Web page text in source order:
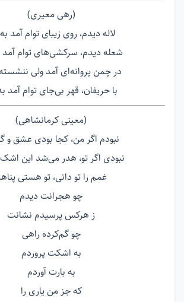
(رهی معیری)
لاله دیدم، روی زیبای توام آمد
شعله دیدم، سرکشی‌های توام آمد
در چمن پروانه‌‌ای آمد ولی
با حریفان، قهر بی‌جای توام آمد
(معینی کرمانشاهی)
نبودم اگر من، کجا بودی عشق و
نبودی اگر تو، هدر می‌شد این
غمم را تو دانی، تو هستی
چو هجرانت دیدم
ز هرکس پرسیدم نشانت
چو گم‌کرده راهی
به اشکت پروردم
به بارت آوردم
که جز من یاری را